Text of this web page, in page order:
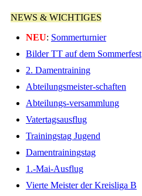
NEWS & WICHTIGES
NEU: Sommerturnier
Bilder TT auf dem Sommerfest
2. Damentraining
Abteilungsmeister-schaften
Abteilungs-versammlung
Vatertagsausflug
Trainingstag Jugend
Damentrainingstag
1.-Mai-Ausflug
Vierte Meister der Kreisliga B